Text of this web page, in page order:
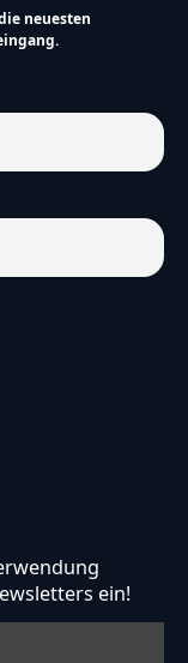
neuesten
ein!